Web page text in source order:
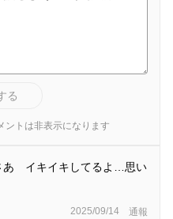
る
トは非表示になります
あ イキイキしてるよ…思い
2025/09/14 通報